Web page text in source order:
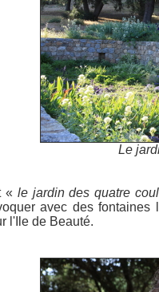
Le
« le jardin des quatre
avec des fontaines
l'Ile de Beauté.